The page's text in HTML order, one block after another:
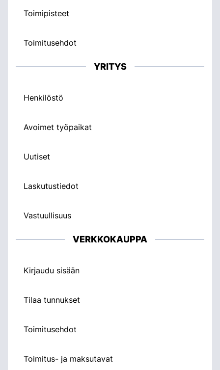
Toimipisteet
Toimitusehdot
YRITYS
Henkilöstö
Avoimet työpaikat
Uutiset
Laskutustiedot
Vastuullisuus
VERKKOKAUPPA
Kirjaudu sisään
Tilaa tunnukset
Toimitusehdot
Toimitus- ja maksutavat